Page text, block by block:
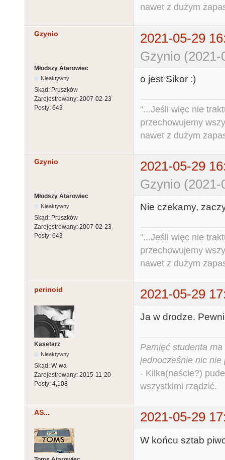
nawet z dużym
Gzynio
2021-05-29
Gzynio
Młodszy Atarowiec
Nieaktywny
Skąd: Pruszków
Zarejestrowany: 2007-02-23
Posty: 643
o jest Sikor :)
"...Jeśli więc nie
przechowujemy
nawet z dużym
Gzynio
2021-05-29
Gzynio
Młodszy Atarowiec
Nieaktywny
Skąd: Pruszków
Zarejestrowany: 2007-02-23
Posty: 643
Nie czekamy,
"...Jeśli więc nie
przechowujemy
nawet z dużym
perinoid 2021-05-29
Kasetarz
Nieaktywny
Skąd: W-wa
Zarejestrowany: 2015-11-20
Posty: 4,108
Ja w drodze.
Pamięć studenta
jednocześnie nic nie
- Kilka(naście?)
wszystkimi rządzić.
AS... 2021-05-29
W końcu sztab